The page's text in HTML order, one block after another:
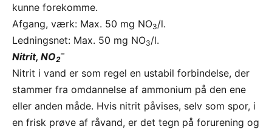
kunne forekomme.
Afgang, værk: Max. 50 mg NO3/l.
Ledningsnet: Max. 50 mg NO3/l.
Nitrit, NO2
–
Nitrit i vand er som regel en ustabil forbindelse, der
stammer fra omdannelse af ammonium på den ene
eller anden måde. Hvis nitrit påvises, selv som spor, i
en frisk prøve af råvand, er det tegn på forurening og